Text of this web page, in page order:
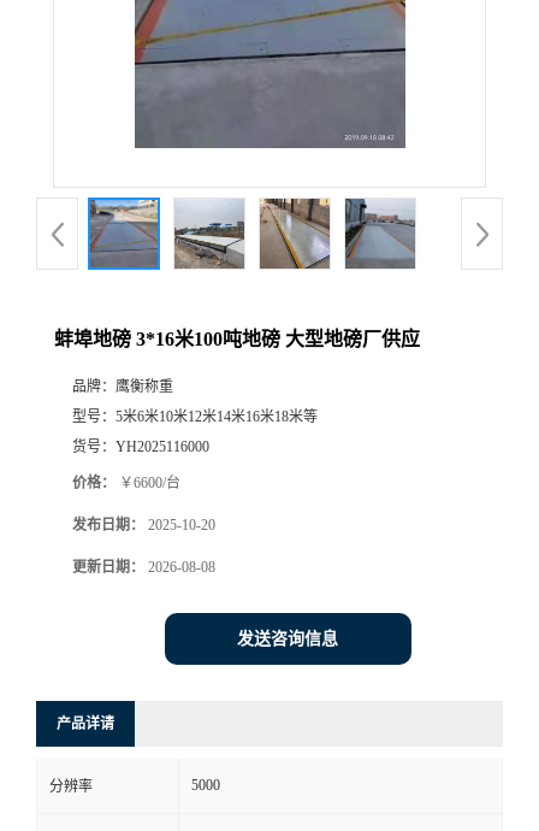
蚌埠地磅 3*16米100吨地磅 大型地磅厂供应
品牌： 鹰衡称重
型号： 5米6米10米12米14米16米18米等
货号： YH2025116000
价格： ￥6600/台
发布日期： 2025-10-20
更新日期： 2026-08-08
发送咨询信息
产品详请
分辨率 5000